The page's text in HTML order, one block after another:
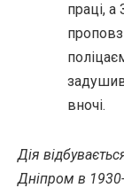
праці,
вночі.
Дія
Дніпром в